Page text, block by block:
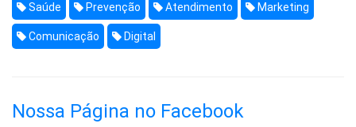
Saúde Prevenção Atendimento Marketing
Comunicação Digital
Nossa Página no Facebook